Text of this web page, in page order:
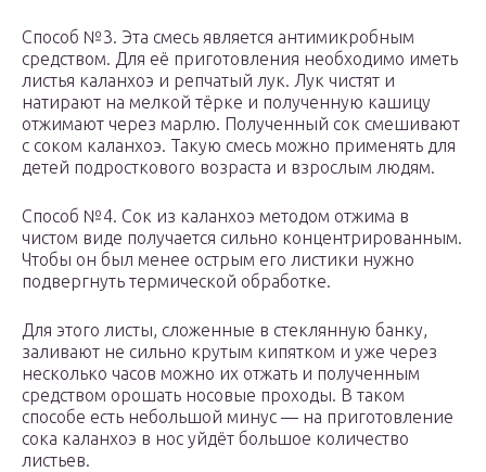
Способ №3. Эта смесь является антимикробным
средством. Для её приготовления необходимо иметь
листья каланхоэ и репчатый лук. Лук чистят и
натирают на мелкой тёрке и полученную кашицу
отжимают через марлю. Полученный сок смешивают
с соком каланхоэ. Такую смесь можно применять для
детей подросткового возраста и взрослым людям.
Способ №4. Сок из каланхоэ методом отжима в
чистом виде получается сильно концентрированным.
Чтобы он был менее острым его листики нужно
подвергнуть термической обработке.
Для этого листы, сложенные в стеклянную банку,
заливают не сильно крутым кипятком и уже через
несколько часов можно их отжать и полученным
средством орошать носовые проходы. В таком
способе есть небольшой минус — на приготовление
сока каланхоэ в нос уйдёт большое количество
листьев.